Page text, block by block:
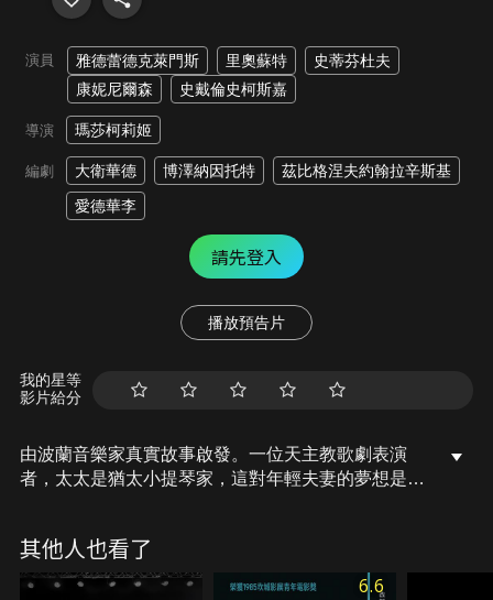
演員 雅德蕾德克萊門斯 里奧蘇特
史蒂芬杜夫
康妮尼爾森
史戴倫史柯斯嘉
導演 瑪莎柯莉姬
編劇 大衛華德 博澤納因托特
茲比格涅夫約翰拉辛斯基
愛德華李
請先登入
播放預告片
我的星等
影片給分
由波蘭音樂家真實故事啟發。一位天主教歌劇表演
者，太太是猶太小提琴家，這對年輕夫妻的夢想是有
國，經歷了撕心裂肺的清算行動，他必須做好最壞打
算…
其他人也看了
6.6